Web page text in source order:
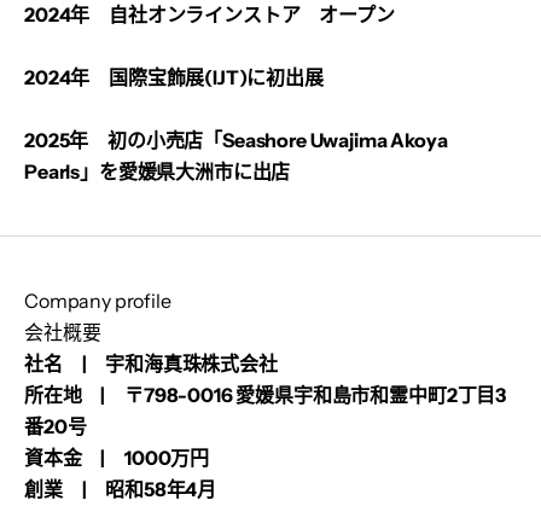
2024年 自社オンラインストア オープン
2024年 国際宝飾展(IJT)に初出展
2025年 初の小売店「Seashore Uwajima Akoya
Pearls」を愛媛県大洲市に出店
Company profile
会社概要
社名 | 宇和海真珠株式会社
所在地 | 〒798-0016 愛媛県宇和島市和霊中町2丁目3
番20号
資本金 | 1000万円
創業 | 昭和58年4月